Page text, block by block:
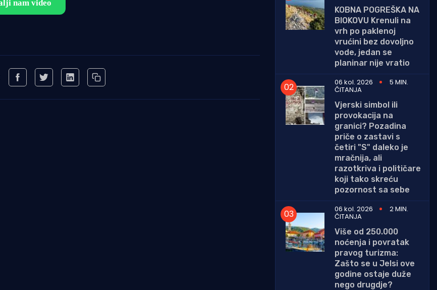
KOBNA POGREŠKA NA
BIOKOVU Krenuli na
vrh po paklenoj
vrućini bez dovoljno
vode, jedan se
planinar nije vratio
06 kol. 2026
5 MIN.
ČITANJA
Vjerski simbol ili
provokacija na
granici? Pozadina
priče o zastavi s
četiri "S" daleko je
mračnija, ali
razotkriva i političare
koji tako skreću
pozornost sa sebe
06 kol. 2026
2 MIN.
ČITANJA
Više od 250.000
noćenja i povratak
pravog turizma:
Zašto se u Jelsi ove
godine ostaje duže
nego drugdje?